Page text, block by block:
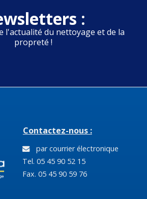
:
l'actualité du nettoyage et de la
propreté !
Contactez-nous :
par courrier électronique
Tel. 05 45 90 52 15
Fax. 05 45 90 59 76